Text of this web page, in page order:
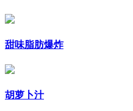
甜味脂肪爆炸
胡萝卜汁